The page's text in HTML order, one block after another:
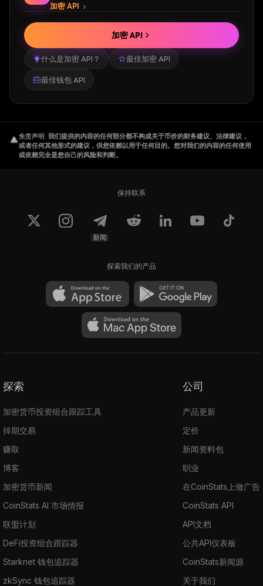
加密 API
什么是加密 API？ 最佳加密 API
最佳钱包 API
加密 API
免责声明. 我们提供的内容的任何部分都不构成关于币价的财务建议、法律建议，
或者任何其他形式的建议，供您依赖以用于任何目的。您对我们的内容的任何使用
或依赖完全是您自己的风险和判断。
保持联系
新闻
探索我们的产品
探索
加密货币投资组合跟踪工具
掉期交易
赚取
博客
加密货币新闻
CoinStats AI 市场情报
联盟计划
DeFi投资组合跟踪器
Starknet 钱包追踪器
zkSync 钱包追踪器
公司
产品更新
定价
新闻资料包
职业
在CoinStats上做广告
CoinStats API
API文档
公共API仪表板
CoinStats新闻源
关于我们